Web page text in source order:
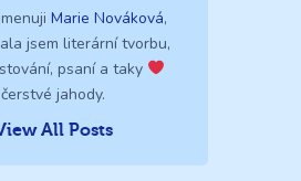
Marie Nováková,
jsem literární tvorbu,
psaní a taky
čerstvé jahody.
All Posts